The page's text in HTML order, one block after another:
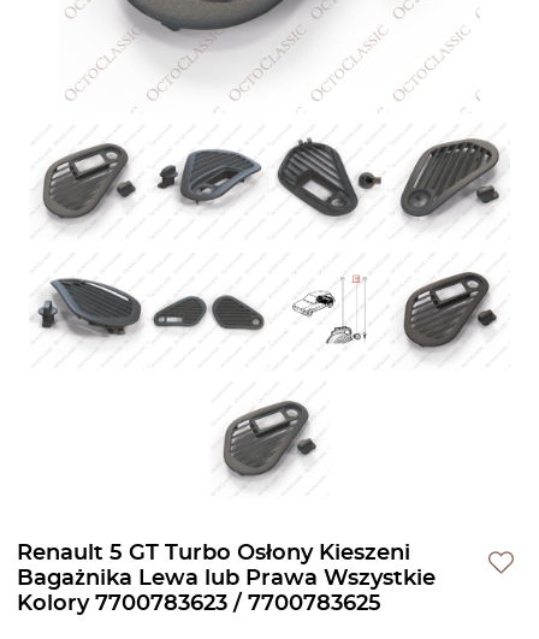
Renault 5 GT Turbo Osłony Kieszeni
Bagażnika Lewa lub Prawa Wszystkie
Kolory 7700783623 / 7700783625